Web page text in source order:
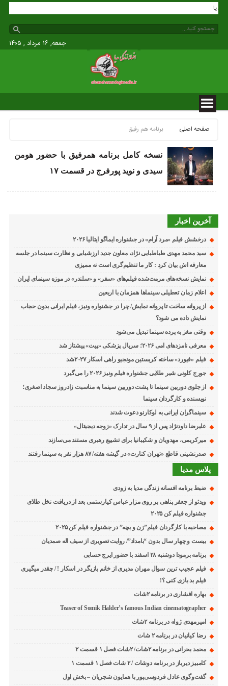
مدیا
جمعه, ۱۶ مرداد , ۱۴۰۵
صفحه اصلی برنامه هم رفیق
نسخه کامل برنامه همرفیق با حضور هومن
سیدی و نوید پورفرج در قسمت ۱۷
آخرین اخبار
درخشش فیلم «مرد آرام» در جشنواره ایماگو ایتالیا ۲۰۲۶
سید محمد مهدی طباطبایی نژاد، معاون جدید ارزشیابی و نظارت سینما در جلسه
معارفه اش بیان کرد : کار ما تنظیم‌گری است نه ممیزی
نمایش نسخه‌های مرمت‌شده فیلم‌های «سفر» و «سلندر» در موزه سینمای ایران
اعلام زمان تعطیلی سینماها همزمان با اربعین
از پروانه ساخت تا پروانه نمایش/ چرا در جشنواره ونیز، فیلم ایرانی بدون حجاب
نمایش داده می شود؟
وقتی مغز به پرده سینما تبدیل می‌شود
معرفی نامزدهای امی ۲۰۲۶؛ سریال پزشکی «پیت» پیشتاز شد
فیلم «فیورد» ساخته کریستین مونجیو راهی اسکار ۲۰۲۷شد
جورج کلونی شیر طلایی جشنواره فیلم ونیز ۲۰۲۶ را می‌گیرد
از جلوی دوربین سینما تا پشت دوربین سینما به مناسبت زادروز سجاد اصغری؛
نویسنده و کارگردان سینما
سینماگران ایرانی به لوکارنو دعوت شدند
علیرضا داودنژاد پس از ۹ سال در تدارک «زوجه دیجیتال»
میرکریمی، مهدویان و شکیبانیا برای تشییع رهبری مستند می‌سازند
صدرنشینی قاطع «تهران کنارت» در گیشه هفته/ ۸۷ هزار نفر به سینما رفتند
پلاس مدیا
ضبط برنامه افسانه زندگی مدیا به زودی
ویدئو از جعفر پناهی بر روی مزار عباس کیارستمی بعد از دریافت نخل طلای
جشنواره فیلم کن ۲۰۲۵
مصاحبه با کارگردان فیلم”زن و بچه” در جشنواره فیلم کن ۲۰۲۵
بیست و چهار سال بدون “بامداد”/ روایت تصویری از سیف اله صمدیان
برنامه برمودا دوشنبه ۲۸ اسفند با حضور ایرج حسابی
فیلم عجیب ترین سوال مهران مدیری از خانم بازیگر در اسکار ! / چقدر میگیری
فیلم بد بازی کنی ؟!
بهاره افشاری در برنامه ۲شات
Teaser of Somik Halder’s famous Indian cinematographer
امیرمهدی ژوله در برنامه ۲شات
رضا کیانیان در برنامه ۲ شات
محمد بحرانی در برنامه ۲شات/ ۲شات فصل ۱ قسمت ۲
کامبیز دیرباز در برنامه دوشات / ۲ شات فصل ۱ قسمت ۱
گفت‌وگوی عادل فردوسی‌پور با همایون شجریان – بخش اول